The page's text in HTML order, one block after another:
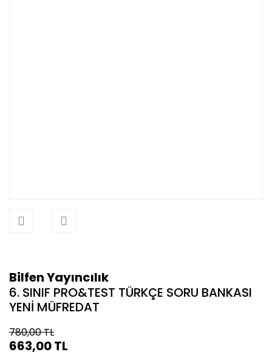
Bilfen Yayıncılık
6. SINIF PRO&TEST TÜRKÇE SORU BANKASI
YENİ MÜFREDAT
780,00 TL
663,00 TL